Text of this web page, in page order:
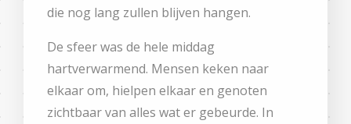
die nog lang zullen blijven hangen.
De sfeer was de hele middag
hartverwarmend. Mensen keken naar
elkaar om, hielpen elkaar en genoten
zichtbaar van alles wat er gebeurde. In